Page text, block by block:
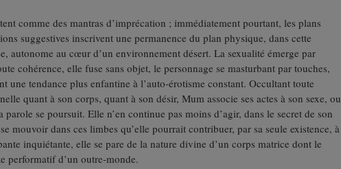
comme des mantras d’imprécation ; immédiatement pourtant, les plans
suggestives inscrivent une permanence du plan physique, dans cette
autonome au cœur d’un environnement désert. La sexualité émerge par
cohérence, elle fuse sans objet, le personnage se masturbant par touches,
une tendance plus enfantine à l’auto-érotisme constant. Occultant toute
quant à son corps, quant à son désir, Mum associe ses actes à son sexe, ou
parole se poursuit. Elle n’en continue pas moins d’agir, dans le secret de son
mouvoir dans ces limbes qu’elle pourrait contribuer, par sa seule existence, à
inquiétante, elle se pare de la nature divine d’un corps matrice dont le
performatif d’un outre-monde.